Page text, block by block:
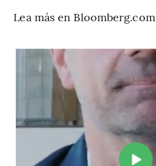
Lea más en Bloomberg.com